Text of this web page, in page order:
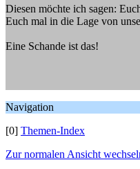
Diesen möchte ich sagen:
Euch mal in die Lage von
Eine Schande ist das!
Navigation
[0] Themen-Index
Zur normalen Ansicht